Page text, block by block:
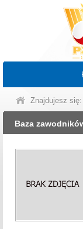
Znajdujesz
Baza